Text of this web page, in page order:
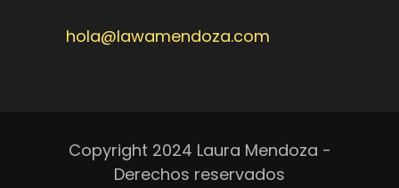
hola@lawamendoza.com
Copyright 2024 Laura Mendoza -
Derechos reservados